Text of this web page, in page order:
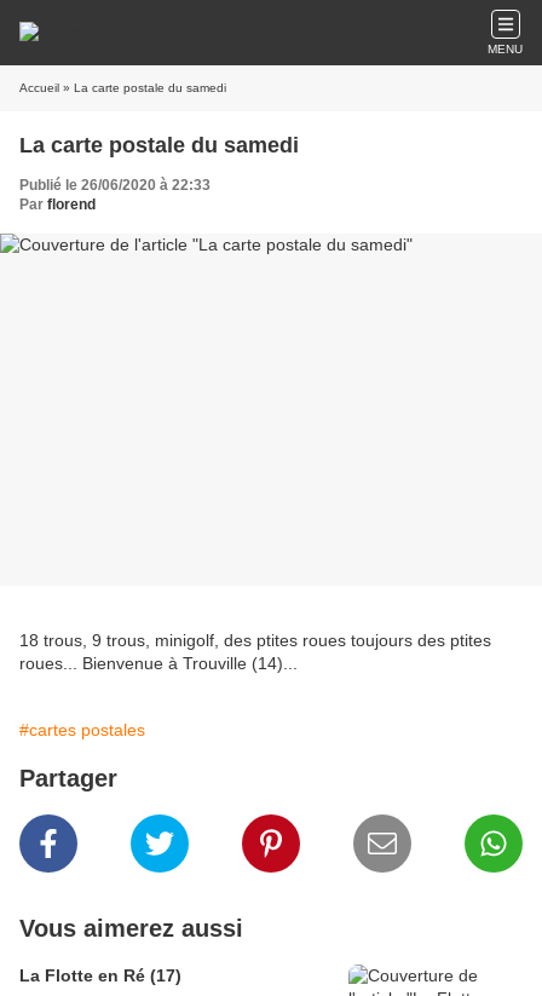
MENU
Accueil » La carte postale du samedi
La carte postale du samedi
Publié le 26/06/2020 à 22:33
Par florend
18 trous, 9 trous, minigolf, des ptites roues toujours des ptites
roues... Bienvenue à Trouville (14)...
#cartes postales
Partager
Vous aimerez aussi
La Flotte en Ré (17)